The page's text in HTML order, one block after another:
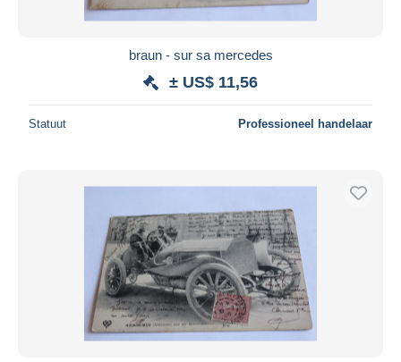
braun - sur sa mercedes
± US$ 11,56
Statuut Professioneel handelaar